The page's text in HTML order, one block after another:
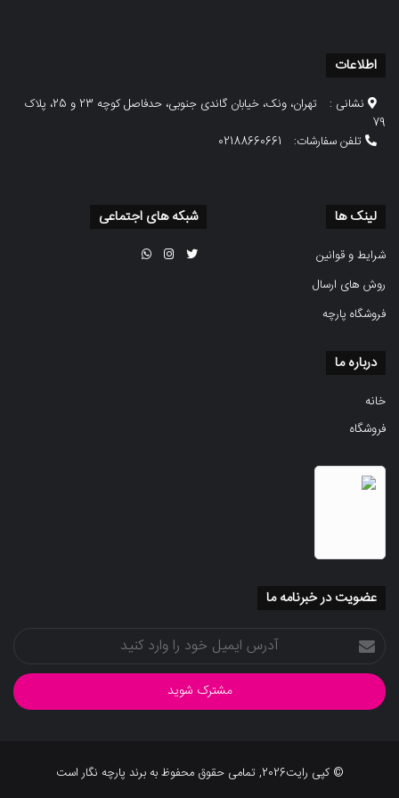
اطلاعات
نشانی :
تهران، ونک، خیابان گاندی جنوبی، حدفاصل کوچه 23 و 25، پلاک
79
تلفن سفارشات:
02188660661
لینک ها
شرایط و قوانین
روش های ارسال
فروشگاه پارچه
شبکه های اجتماعی
درباره ما
خانه
فروشگاه
عضویت در خبرنامه ما
آدرس
ایمیل
خود
را
وارد
© کپی رایت2026, تمامی حقوق محفوظ به برند پارچه نگار است